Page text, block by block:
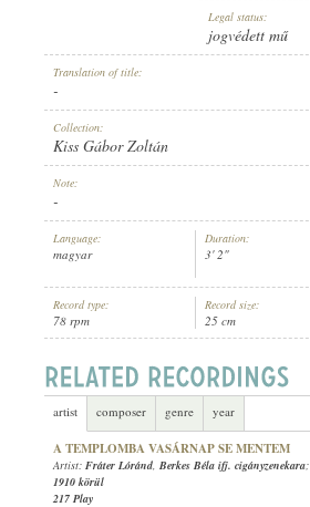
"DIADAL" RECORD
RECORD NUMBER:
Legal status:
jogvédett mű
Translation of title:
-
Collection:
Kiss Gábor Zoltán
Note:
-
Language:
magyar
Duration:
3' 2"
Record type:
78 rpm
Record size:
25 cm
artist composer genre year
A TEMPLOMBA VASÁRNAP SE MENTEM
Artist: Fráter Lóránd, Berkes Béla ifj. cigányzenekara
1910 körül
217 Play